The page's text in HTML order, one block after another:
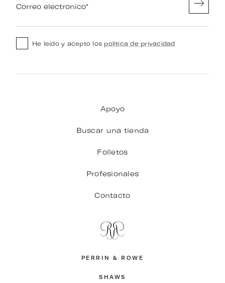
Correo electronico*
He leído y acepto los politica de privacidad
Apoyo
Buscar una tienda
Folletos
Profesionales
Contacto
PERRIN & ROWE
SHAWS